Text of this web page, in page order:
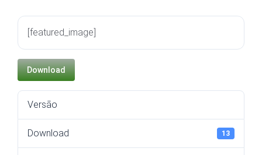
[featured_image]
Download
Versão
Download 13